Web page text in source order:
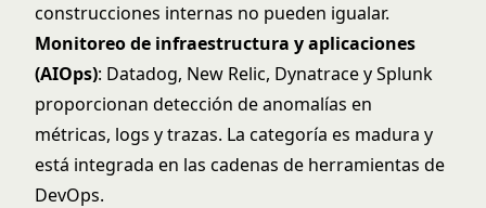
construcciones internas no pueden igualar.
Monitoreo de infraestructura y aplicaciones
(AIOps): Datadog, New Relic, Dynatrace y Splunk
proporcionan detección de anomalías en
métricas, logs y trazas. La categoría es madura y
está integrada en las cadenas de herramientas de
DevOps.